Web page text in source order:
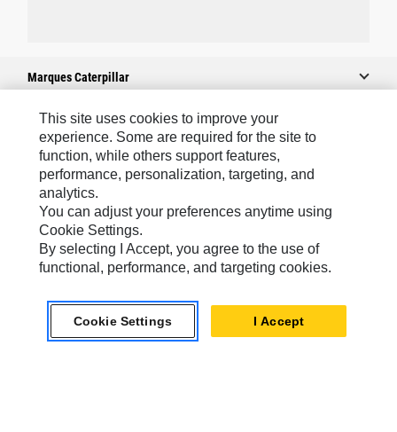
Marques Caterpillar
Caterpillar.com
Contacter Caterpillar
Mes Préférences Marketing
Plan Du Site
Cookie Settings
Confidentialité
This site uses cookies to improve your
experience. Some are required for the site to
function, while others support features,
performance, personalization, targeting, and
analytics.
You can adjust your preferences anytime using
Cookie Settings.
By selecting I Accept, you agree to the use of
functional, performance, and targeting cookies.
Cookie Settings I Accept